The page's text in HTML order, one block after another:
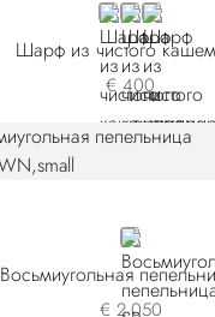
BLUEBLACKWHITE
Шарф из чистого
€ 400
BROWN
Восьмиугольная
€ 2.050